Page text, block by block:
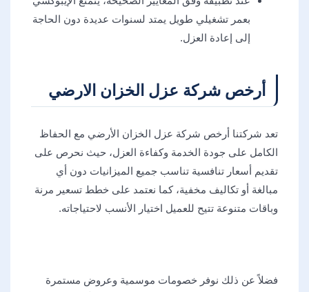
بعمر تشغيلي طويل يمتد لسنوات عديدة دون الحاجة
إلى إعادة العزل.
أرخص شركة عزل الخزان الارضي
تعد شركتنا أرخص شركة عزل الخزان الأرضي مع الحفاظ
الكامل على جودة الخدمة وكفاءة العزل، حيث نحرص على
تقديم أسعار تنافسية تناسب جميع الميزانيات دون أي
مبالغة أو تكاليف مخفية، كما نعتمد على خطط تسعير مرنة
وباقات متنوعة تتيح للعميل اختيار الأنسب لاحتياجاته.
فضلاً عن ذلك نوفر خصومات موسمية وعروض مستمرة